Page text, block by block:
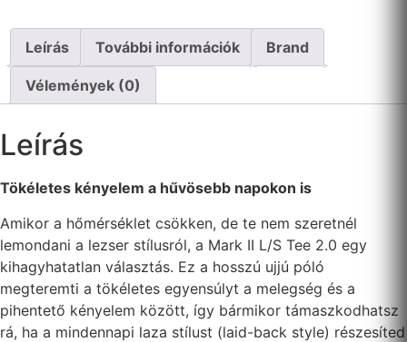
2.0
Hosszú
póló
mennyiség
Leírás További információk Brand
Vélemények (0)
Leírás
Tökéletes kényelem a hűvösebb napokon is
Amikor a hőmérséklet csökken, de te nem szeretnél
lemondani a lezser stílusról, a Mark II L/S Tee 2.0 egy
kihagyhatatlan választás. Ez a hosszú ujjú póló
megteremti a tökéletes egyensúlyt a melegség és a
pihentető kényelem között, így bármikor támaszkodhatsz
rá, ha a mindennapi laza stílust (laid-back style) részesíted